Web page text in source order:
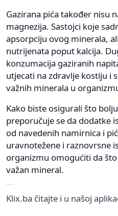
Gazirana pića također nisu
magnezija. Sastojci koje
apsorpciju ovog minerala,
nutrijenata poput kalcija.
konzumacija gaziranih
utjecati na zdravlje kostiju i
važnih minerala u
Kako biste osigurali što
preporučuje se da dodatke
od navedenih namirnica i
uravnotežene i raznovrsne
organizmu omogućiti da
važan mineral.
Klix.ba čitajte i u našoj